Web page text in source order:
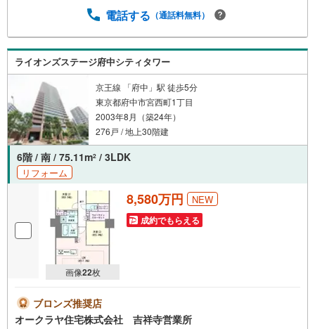
ます。・どこの銀行で借りるとお得なの？・適切な借入額
てどうすればいいの？◆ファイナンシャルプランナーに相
談◆お金に関するあらゆるご相談を承ります。・ライフプ
ランのシミュレーション・生活収支の資金の流れを分かり
やすくグラフに表示・お客様のライフプランに合った資金
計画のご提案
電話する （通話料無料）
ライオンズステージ府中シティタワー
京王線 「府中」駅 徒歩5分
東京都府中市宮西町1丁目
2003年8月（築24年）
276戸 / 地上30階建
6階 / 南 / 75.11m2 / 3LDK
リフォーム
画像22枚
8,580万円 NEW
成約でもらえる
ブロンズ推奨店
オークラヤ住宅株式会社 吉祥寺営業所